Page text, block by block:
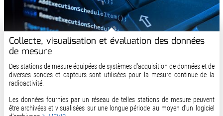
Collecte, visualisation et évaluation des données
de mesure
Des stations de mesure équipées de systèmes d'acquisition de données et de
diverses sondes et capteurs sont utilisées pour la mesure continue de la
radioactivité.
Les données fournies par un réseau de telles stations de mesure peuvent
être archivées et visualisées sur une longue période au moyen d'un logiciel